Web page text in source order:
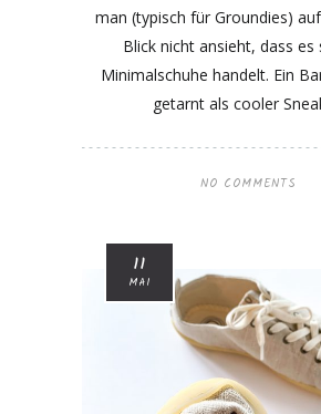
man (typisch für Groundies)
Blick nicht ansieht, dass es
Minimalschuhe handelt. Ein
getarnt als cooler
NO COMMENTS
11
MAI